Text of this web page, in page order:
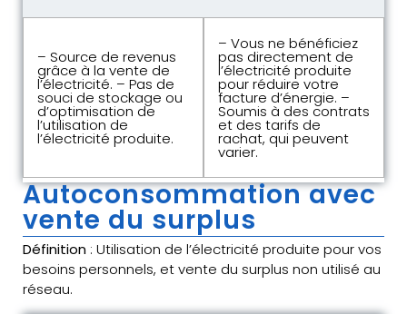
– Source de revenus
grâce à la vente de
l’électricité. – Pas de
souci de stockage ou
d’optimisation de
l’utilisation de
l’électricité produite.
– Vous ne bénéficiez
pas directement de
l’électricité produite
pour réduire votre
facture d’énergie. –
Soumis à des contrats
et des tarifs de
rachat, qui peuvent
varier.
Autoconsommation avec
vente du surplus
Définition : Utilisation de l’électricité produite pour vos
besoins personnels, et vente du surplus non utilisé au
réseau.